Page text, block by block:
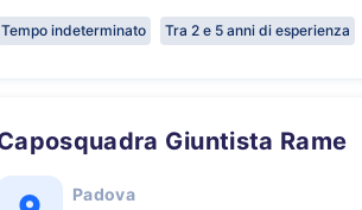
Tempo indeterminato Tra 2 e 5 anni di esperienza
Caposquadra Giuntista Rame
Padova